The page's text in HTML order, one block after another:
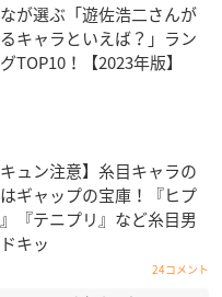
が選ぶ「遊佐浩二さんが
キャラといえば？」ラン
TOP10！【2023年版】
キュン注意】糸目キャラの
ギャップの宝庫！『ヒプ
『テニプリ』など糸目男
キッ
24コメント